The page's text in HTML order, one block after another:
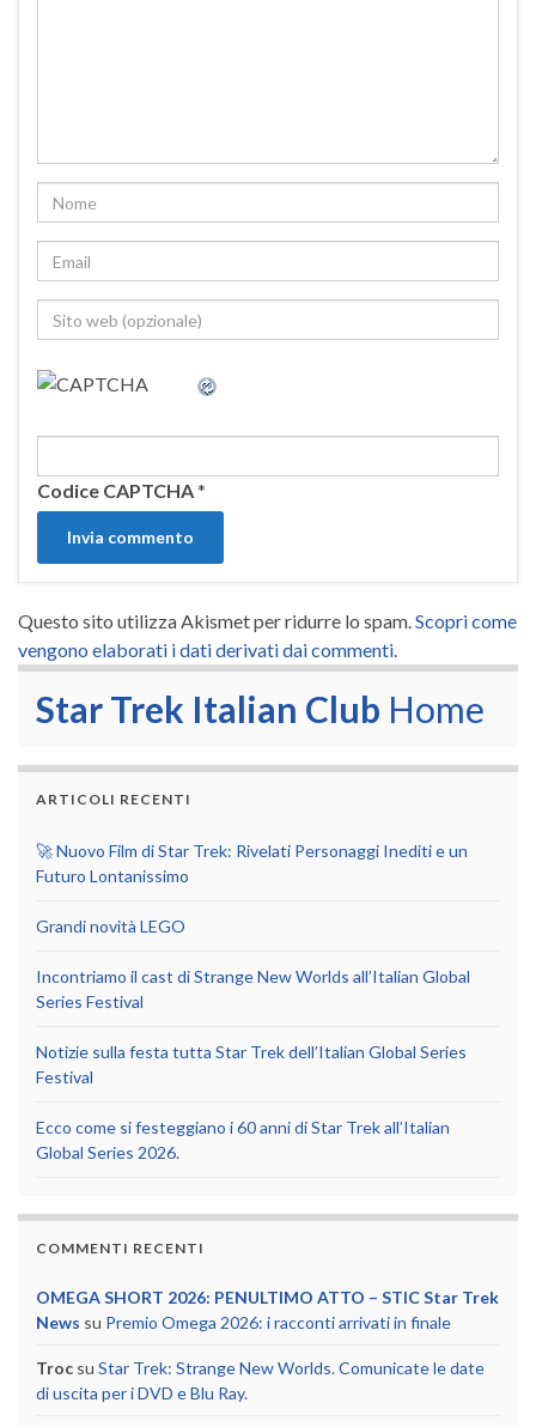
Codice CAPTCHA*
Questo sito utilizza Akismet per ridurre lo spam.Scopri come
vengono elaborati i dati derivati dai commenti.
Star Trek Italian Club Home
ARTICOLI RECENTI
🚀 Nuovo Film di Star Trek: Rivelati Personaggi Inediti e un
Futuro Lontanissimo
Grandi novità LEGO
Incontriamo il cast di Strange New Worlds all’Italian Global
Series Festival
Notizie sulla festa tutta Star Trek dell’Italian Global Series
Festival
Ecco come si festeggiano i 60 anni di Star Trek all’Italian
Global Series 2026.
COMMENTI RECENTI
OMEGA SHORT 2026: PENULTIMO ATTO – STIC Star Trek
News su Premio Omega 2026: i racconti arrivati in finale
Troc su Star Trek: Strange New Worlds. Comunicate le date
di uscita per i DVD e Blu Ray.